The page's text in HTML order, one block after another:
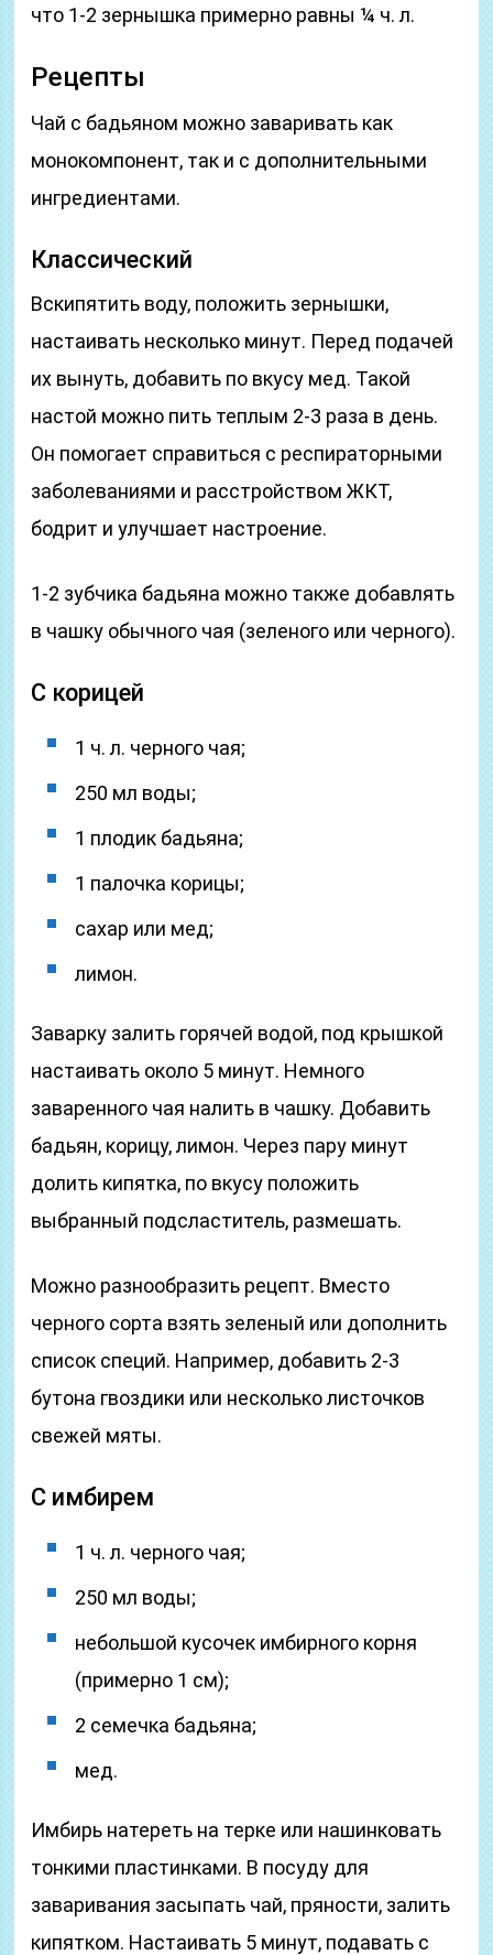
что 1-2 зернышка примерно равны ¼ ч. л.
Рецепты
Чай с бадьяном можно заваривать как
монокомпонент, так и с дополнительными
ингредиентами.
Классический
Вскипятить воду, положить зернышки,
настаивать несколько минут. Перед подачей
их вынуть, добавить по вкусу мед. Такой
настой можно пить теплым 2-3 раза в день.
Он помогает справиться с респираторными
заболеваниями и расстройством ЖКТ,
бодрит и улучшает настроение.
1-2 зубчика бадьяна можно также добавлять
в чашку обычного чая (зеленого или черного).
С корицей
1 ч. л. черного чая;
250 мл воды;
1 плодик бадьяна;
1 палочка корицы;
сахар или мед;
лимон.
Заварку залить горячей водой, под крышкой
настаивать около 5 минут. Немного
заваренного чая налить в чашку. Добавить
бадьян, корицу, лимон. Через пару минут
долить кипятка, по вкусу положить
выбранный подсластитель, размешать.
Можно разнообразить рецепт. Вместо
черного сорта взять зеленый или дополнить
список специй. Например, добавить 2-3
бутона гвоздики или несколько листочков
свежей мяты.
С имбирем
1 ч. л. черного чая;
250 мл воды;
небольшой кусочек имбирного корня
(примерно 1 см);
2 семечка бадьяна;
мед.
Имбирь натереть на терке или нашинковать
тонкими пластинками. В посуду для
заваривания засыпать чай, пряности, залить
кипятком. Настаивать 5 минут, подавать с